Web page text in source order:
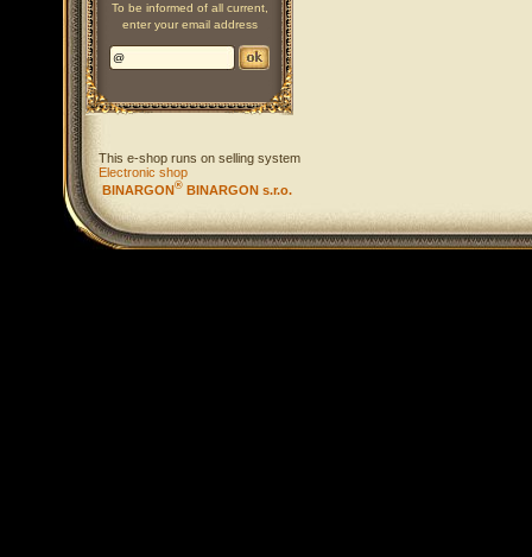
To be informed of all current,
enter your email address
This e-shop runs on selling system
Electronic shop
BINARGON® BINARGON s.r.o.